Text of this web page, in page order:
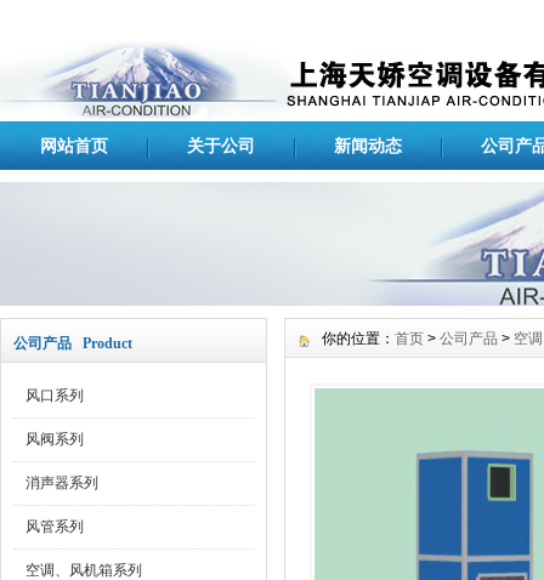
网站首页 关于公司 新闻动态 公司产
公司产品 Product
风口系列
风阀系列
消声器系列
风管系列
空调、风机箱系列
你的位置： 首页 > 公司产品 > 空